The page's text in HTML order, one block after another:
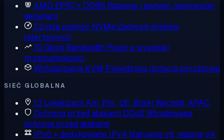
AMD EPYC + DDR5 Rdzenie i pamięć najnowszej
generacji
Czysta pamięć NVMeŻadnych dysków
talerzowych
10 Gbps Bandwidth Plany o wysokiej
przepustowości
Wirtualizacja KVM Prawdziwa izolacja sprzętowa
SIEĆ GLOBALNA
13 Lokalizacji Am. Płn., UE, Bliski Wschód, APAC
Ochrona przed atakami DDoS Wbudowana
ochrona przed atakami
IPv6 + dedykowane IPv4 Natywne v6, własne v4